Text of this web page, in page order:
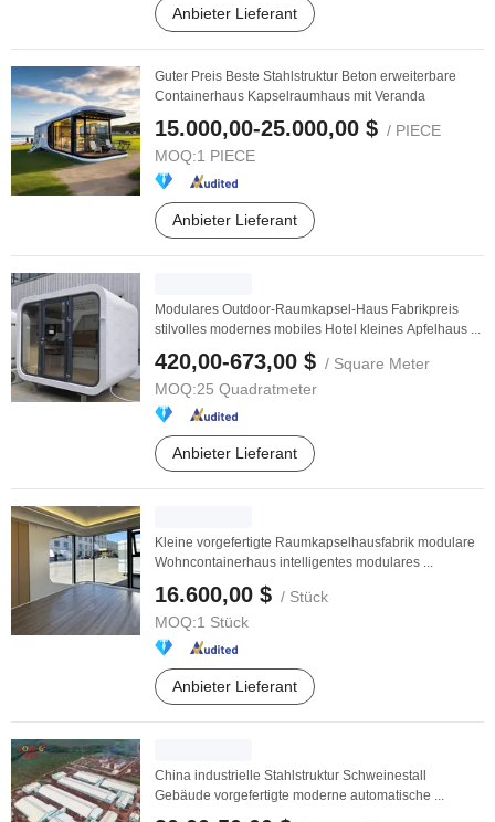
Anbieter Lieferant
Guter Preis Beste Stahlstruktur Beton erweiterbare
Containerhaus Kapselraumhaus mit Veranda
15.000,00-25.000,00 $ / PIECE
MOQ:1 PIECE
Anbieter Lieferant
Modulares Outdoor-Raumkapsel-Haus Fabrikpreis
stilvolles modernes mobiles Hotel kleines Apfelhaus ...
420,00-673,00 $ / Square Meter
MOQ:25 Quadratmeter
Anbieter Lieferant
Kleine vorgefertigte Raumkapselhausfabrik modulare
Wohncontainerhaus intelligentes modulares ...
16.600,00 $ / Stück
MOQ:1 Stück
Anbieter Lieferant
China industrielle Stahlstruktur Schweinestall
Gebäude vorgefertigte moderne automatische ...